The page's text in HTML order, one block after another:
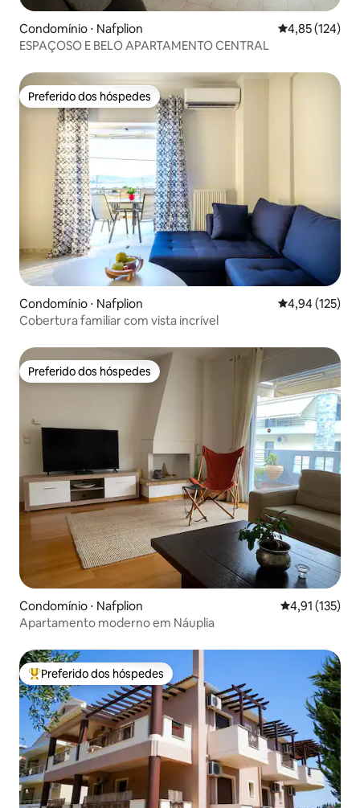
Condomínio ⋅ Nafplion 4,85 de uma
4,85 (124)
ESPAÇOSO E BELO APARTAMENTO CENTRAL
Preferido dos hóspedes
Preferido dos hóspedes
Condomínio ⋅ Nafplion 4,94 de uma
4,94 (125)
Cobertura familiar com vista incrível
Preferido dos hóspedes
Preferido dos hóspedes
Condomínio ⋅ Nafplion 4,91 de uma
4,91 (135)
Apartamento moderno em Náuplia
Entre os melhores preferidos dos hóspedes
Preferido dos hóspedes